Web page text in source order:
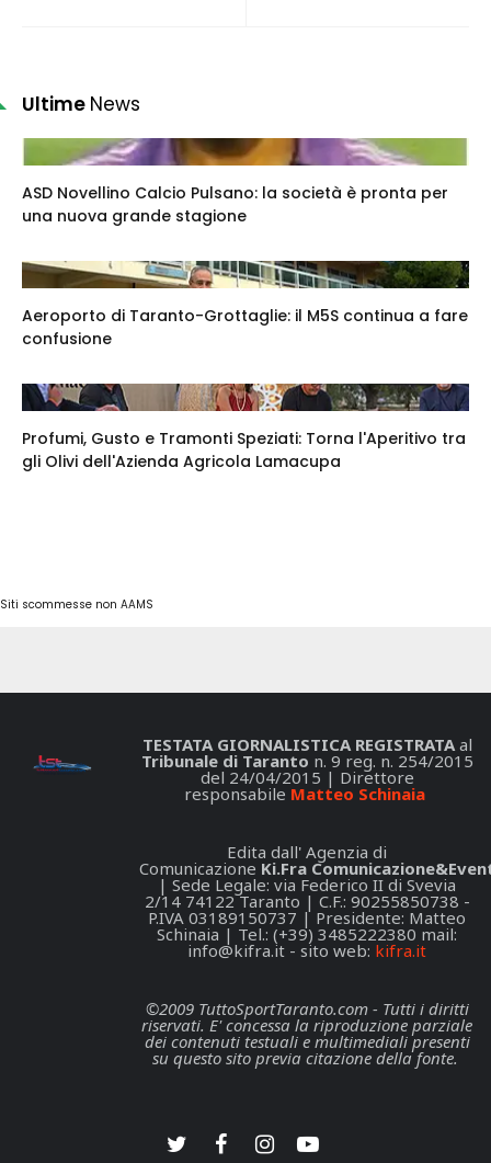
Ultime News
ASD Novellino Calcio Pulsano: la società è pronta per
una nuova grande stagione
Aeroporto di Taranto-Grottaglie: il M5S continua a fare
confusione
Profumi, Gusto e Tramonti Speziati: Torna l'Aperitivo tra
gli Olivi dell'Azienda Agricola Lamacupa
Siti scommesse non AAMS
TESTATA GIORNALISTICA REGISTRATAal
Tribunale di Taranto n. 9 reg. n. 254/2015
del 24/04/2015 | Direttore
responsabile Matteo Schinaia
Edita dall' Agenzia di
Comunicazione Ki.Fra
| Sede Legale: via Federico II di Svevia
2/14 74122 Taranto | C.F.: 90255850738 -
P.IVA 03189150737 | Presidente: Matteo
Schinaia | Tel.: (+39) 3485222380 mail:
info@kifra.it - sito web: kifra.it
©2009 TuttoSportTaranto.com - Tutti i diritti
riservati. E' concessa la riproduzione parziale
dei contenuti testuali e multimediali presenti
su questo sito previa citazione della fonte.